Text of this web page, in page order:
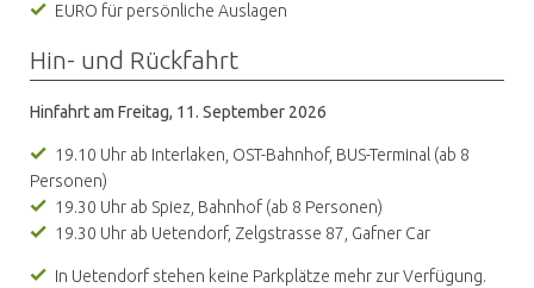
EURO für persönliche Auslagen
Hin- und Rückfahrt
Hinfahrt am Freitag, 11. September 2026
19.10 Uhr ab Interlaken, OST-Bahnhof, BUS-Terminal (ab 8
Personen)
19.30 Uhr ab Spiez, Bahnhof (ab 8 Personen)
19.30 Uhr ab Uetendorf, Zelgstrasse 87, Gafner Car
In Uetendorf stehen keine Parkplätze mehr zur Verfügung.